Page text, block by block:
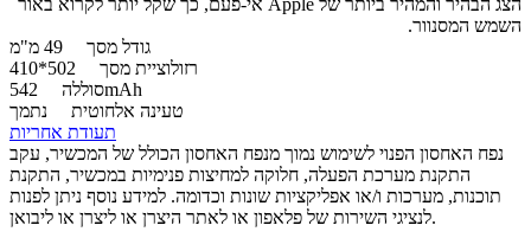
הצג הבהיר והמהיר ביותר של Apple אי-פעם, כך שקל יותר לקרוא באור
השמש המסנוור.
גודל מסך
רזולוציית מסך
סוללה542mAh
טעינה אלחוטית נתמך
תעודת אחריות
נפח האחסון הפנוי לשימוש נמוך מנפח האחסון הכולל של המכשיר, עקב
התקנת מערכת הפעלה, חלוקה למחיצות פנימיות במכשיר, התקנת
תוכנות, מערכות ו/או אפליקציות שונות וכדומה. למידע נוסף ניתן לפנות
לנציגי השירות של פלאפון או לאתר היצרן או ליצרן או ליבואן.